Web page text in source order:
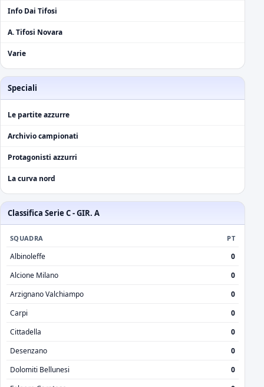
Info Dai Tifosi
A. Tifosi Novara
Varie
Speciali
Le partite azzurre
Archivio campionati
Protagonisti azzurri
La curva nord
Classifica Serie C - GIR. A
SQUADRA PT
Albinoleffe
0
Alcione Milano
0
Arzignano Valchiampo
0
Carpi
0
Cittadella
0
Desenzano
0
Dolomiti Bellunesi
0